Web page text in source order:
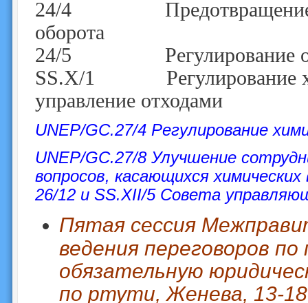
24/4 Предотвращение
оборота
24/5 Регулирование
SS.X/1 Регулирование
управление отходами
UNEP/GC.27/4 Регулирование
UNEP/GC.27/8 Улучшение
вопросов, касающихся
26/12 и SS.XII/5 Совета
Пятая сессия
ведения переговоров
обязательную
по ртути, Женева, 13-18